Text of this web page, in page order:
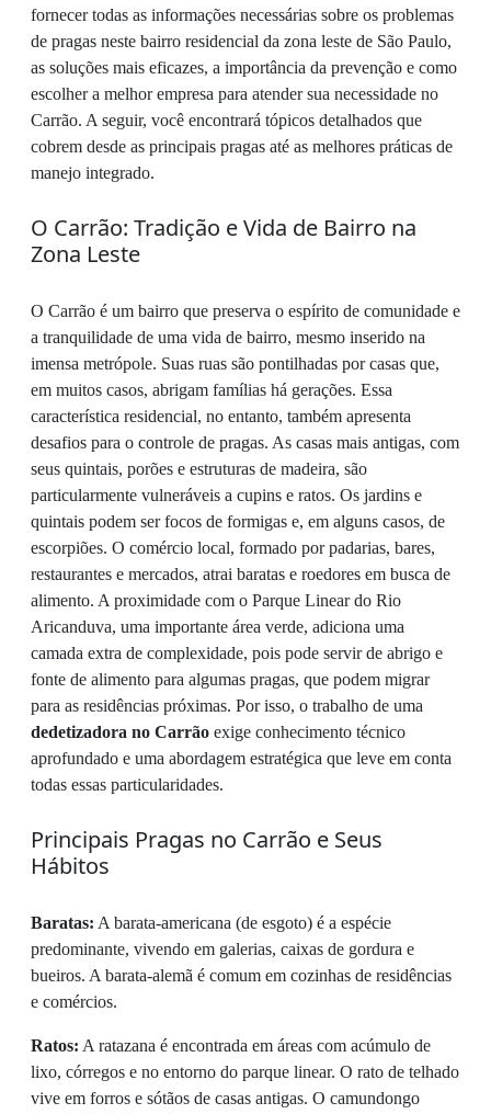
fornecer todas as informações necessárias sobre os problemas
de pragas neste bairro residencial da zona leste de São Paulo,
as soluções mais eficazes, a importância da prevenção e como
escolher a melhor empresa para atender sua necessidade no
Carrão. A seguir, você encontrará tópicos detalhados que
cobrem desde as principais pragas até as melhores práticas de
manejo integrado.
O Carrão: Tradição e Vida de Bairro na
Zona Leste
O Carrão é um bairro que preserva o espírito de comunidade e
a tranquilidade de uma vida de bairro, mesmo inserido na
imensa metrópole. Suas ruas são pontilhadas por casas que,
em muitos casos, abrigam famílias há gerações. Essa
característica residencial, no entanto, também apresenta
desafios para o controle de pragas. As casas mais antigas, com
seus quintais, porões e estruturas de madeira, são
particularmente vulneráveis a cupins e ratos. Os jardins e
quintais podem ser focos de formigas e, em alguns casos, de
escorpiões. O comércio local, formado por padarias, bares,
restaurantes e mercados, atrai baratas e roedores em busca de
alimento. A proximidade com o Parque Linear do Rio
Aricanduva, uma importante área verde, adiciona uma
camada extra de complexidade, pois pode servir de abrigo e
fonte de alimento para algumas pragas, que podem migrar
para as residências próximas. Por isso, o trabalho de uma
dedetizadora no Carrão exige conhecimento técnico
aprofundado e uma abordagem estratégica que leve em conta
todas essas particularidades.
Principais Pragas no Carrão e Seus
Hábitos
Baratas: A barata-americana (de esgoto) é a espécie
predominante, vivendo em galerias, caixas de gordura e
bueiros. A barata-alemã é comum em cozinhas de residências
e comércios.
Ratos: A ratazana é encontrada em áreas com acúmulo de
lixo, córregos e no entorno do parque linear. O rato de telhado
vive em forros e sótãos de casas antigas. O camundongo